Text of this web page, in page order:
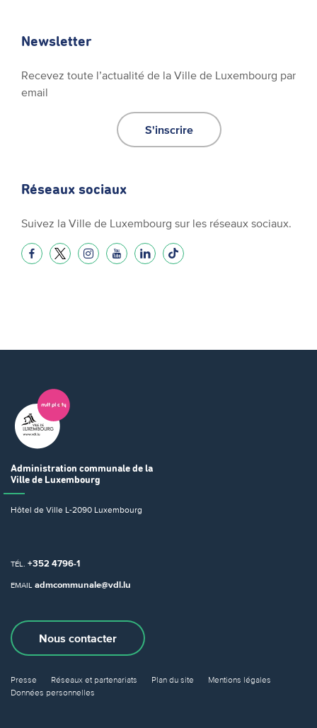
Newsletter
Recevez toute l’actualité de la Ville de Luxembourg par
email
S'inscrire
Réseaux sociaux
Suivez la Ville de Luxembourg sur les réseaux sociaux.
Administration communale de la
Ville de Luxembourg
Hôtel de Ville L-2090 Luxembourg
TÉL. +352 4796-1
EMAIL admcommunale@vdl.lu
Nous contacter
Presse Réseaux et partenariats Plan du site
Mentions légales
Données personnelles